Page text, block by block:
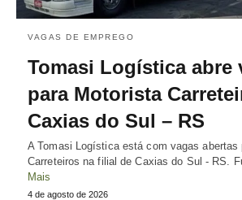
VAGAS DE EMPREGO
Tomasi Logística abre
para Motorista
Caxias do Sul – RS
A Tomasi Logística está com vagas abertas
Carreteiros na filial de Caxias do Sul - RS.
Mais
4 de agosto de 2026